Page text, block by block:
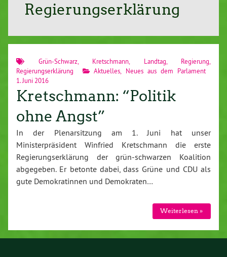
Regierungserklärung
Grün-Schwarz, Kretschmann, Landtag, Regierung,
Regierungserklärung
Aktuelles, Neues aus dem Parlament
1. Juni 2016
Kretschmann: “Politik
ohne Angst”
In der Plenarsitzung am 1. Juni hat unser
Ministerpräsident Winfried Kretschmann die erste
Regierungserklärung der grün-schwarzen Koalition
abgegeben. Er betonte dabei, dass Grüne und CDU als
gute Demokratinnen und Demokraten…
Weiterlesen »